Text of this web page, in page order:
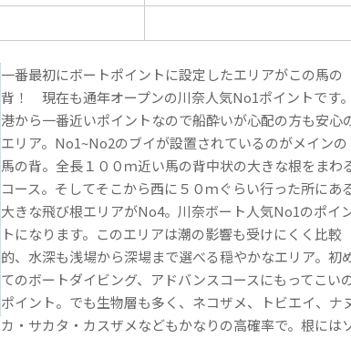
一番最初にボートポイントに設定したエリアがこの馬の
背！ 現在も通年オープンの川奈人気No1ポイントです。
港から一番近いポイントなので船酔いが心配の方も安心
エリア。No1~No2のブイが設置されているのがメインの
馬の背。全長１００ｍ近い馬の背中状の大きな根をまわ
コース。そしてそこから西に５０ｍぐらい行った所にあ
大きな飛び根エリアがNo4。川奈ボート人気No1のポイ
トになります。このエリアは潮の影響も受けにくく比較
的、水深も浅場から深場まで選べる穏やかなエリア。初
てのボートダイビング、アドバンスコースにもってこい
ポイント。でも生物層も多く、ネコザメ、トビエイ、ナ
カ・サカタ・カスザメなどもかなりの高確率で。根には